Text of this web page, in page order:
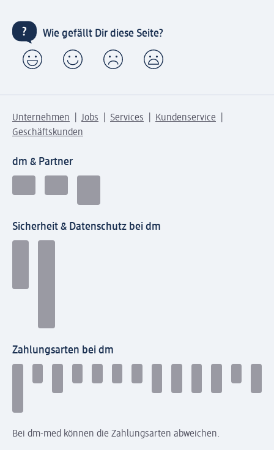
Wie gefällt Dir diese Seite?
Unternehmen Jobs Services
Kundenservice
Geschäftskunden
dm & Partner
Sicherheit & Datenschutz bei dm
Zahlungsarten bei dm
Bei dm-med können die Zahlungsarten abweichen.